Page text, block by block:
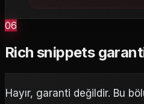
06
Rich snippets
Hayır, garanti değildir. Bu